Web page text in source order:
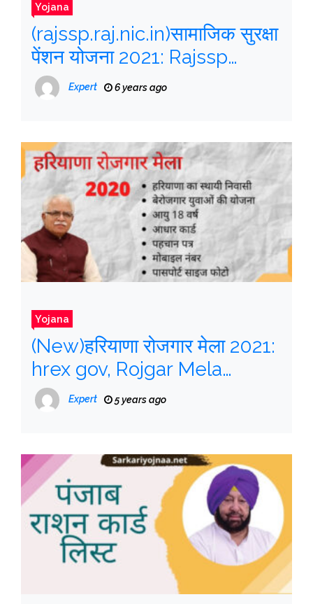
Yojana
(rajssp.raj.nic.in)सामाजिक सुरक्षा
पेंशन योजना 2021: Rajssp
Apply Online, लाभ, दस्तावेज़
Expert 6 years ago
Yojana
(New)हरियाणा रोजगार मेला 2021:
hrex gov, Rojgar Mela
List@hrex.gov.in
Information
Expert 5 years ago